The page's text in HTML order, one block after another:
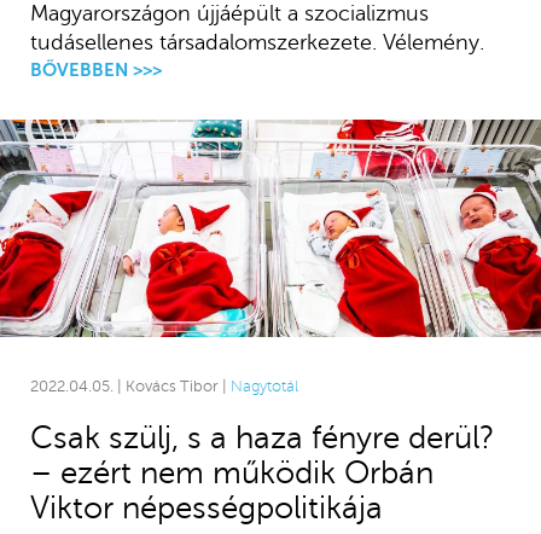
Magyarországon újjáépült a szocializmus
tudásellenes társadalomszerkezete. Vélemény.
BŐVEBBEN >>>
2022.04.05. | Kovács Tibor | Nagytotál
Csak szülj, s a haza fényre derül?
– ezért nem működik Orbán
Viktor népességpolitikája